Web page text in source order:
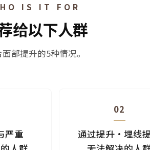
IS IT FOR
给以下人群
部提升的5种情况。
严重
02
通过提升·埋线